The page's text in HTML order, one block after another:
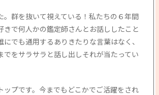
。群を抜いて視えている！私たちの６年間
きで何人かの鑑定師さんとお話ししたこと
でも通用するありきたりな言葉はなく、
でをサラサラと話し出しそれが当たってい
ップです。今までもどこかでご活躍をされ